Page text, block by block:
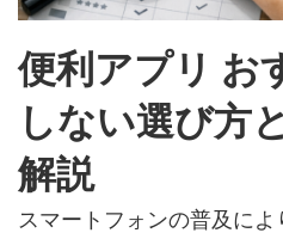
便利アプリ お
しない選び方
解説
スマートフォンの普及に